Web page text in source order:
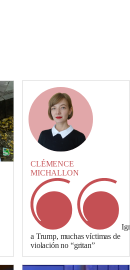
CLÉMENCE
MICHALLON
a Trump, muchas víctimas de
violación no “gritan”